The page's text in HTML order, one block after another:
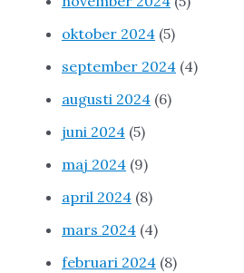
oktober 2024 (5)
september 2024 (4)
augusti 2024 (6)
juni 2024 (5)
maj 2024 (9)
april 2024 (8)
mars 2024 (4)
februari 2024 (8)